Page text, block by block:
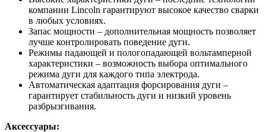
компании Lincoln гарантируют высокое качество сварки
в любых условиях.
Запас мощности – дополнительная мощность позволяет
лучше контролировать поведение дуги.
Режимы падающей и пологопадающей вольтамперной
характеристики – возможность выбора оптимального
режима дуги для каждого типа электрода.
Автоматическая адаптация форсирования дуги –
гарантирует стабильность дуги и низкий уровень
разбрызгивания.
Аксессуары: